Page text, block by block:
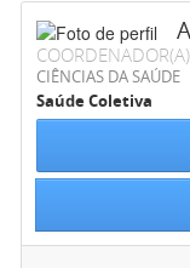
COORDENADOR(A)
CIÊNCIAS DA SAÚDE
Saúde Coletiva